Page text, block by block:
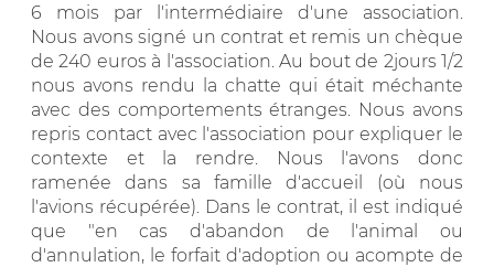
6 mois par l'intermédiaire d'une association.
Nous avons signé un contrat et remis un chèque
de 240 euros à l'association. Au bout de 2jours 1/2
nous avons rendu la chatte qui était méchante
avec des comportements étranges. Nous avons
repris contact avec l'association pour expliquer le
contexte et la rendre. Nous l'avons donc
ramenée dans sa famille d'accueil (où nous
l'avions récupérée). Dans le contrat, il est indiqué
que "en cas d'abandon de l'animal ou
d'annulation, le forfait d'adoption ou acompte de